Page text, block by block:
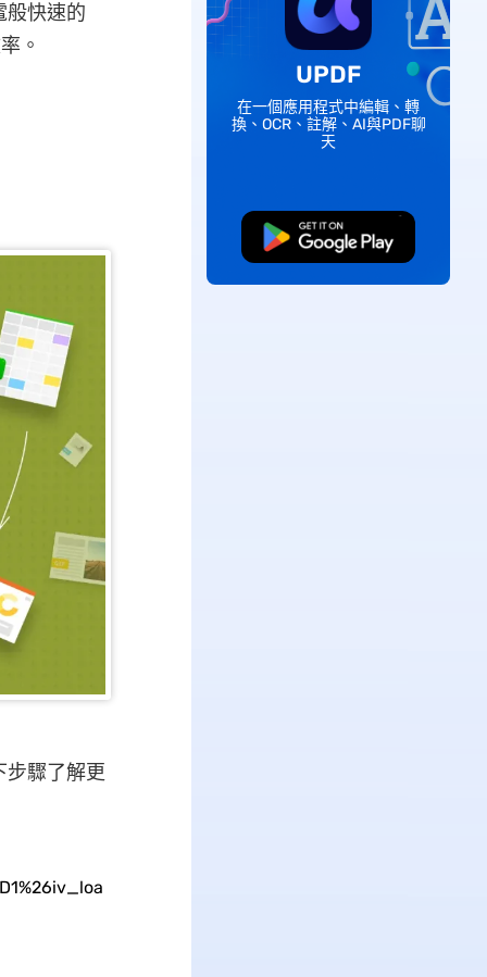
般快速的
。
步驟了解更
UPDF
在一個應用程式中編輯、轉
換、OCR、註解、AI與PDF聊
天
免費下載